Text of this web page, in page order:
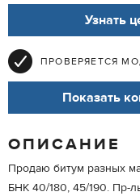
Узнать
ПРОВЕРЯЕТСЯ
Показать
ОПИСАНИЕ
Продаю битум разных
БНК 40/180, 45/190. Пр-